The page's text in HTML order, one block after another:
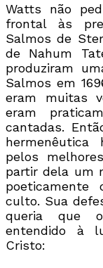
Watts não
frontal às
Salmos de
de Nahum
produziram
Salmos em
eram muitas
eram
cantadas.
hermenêutica
pelos
partir dela um
culto. Sua
queria que
entendido à
Cristo: